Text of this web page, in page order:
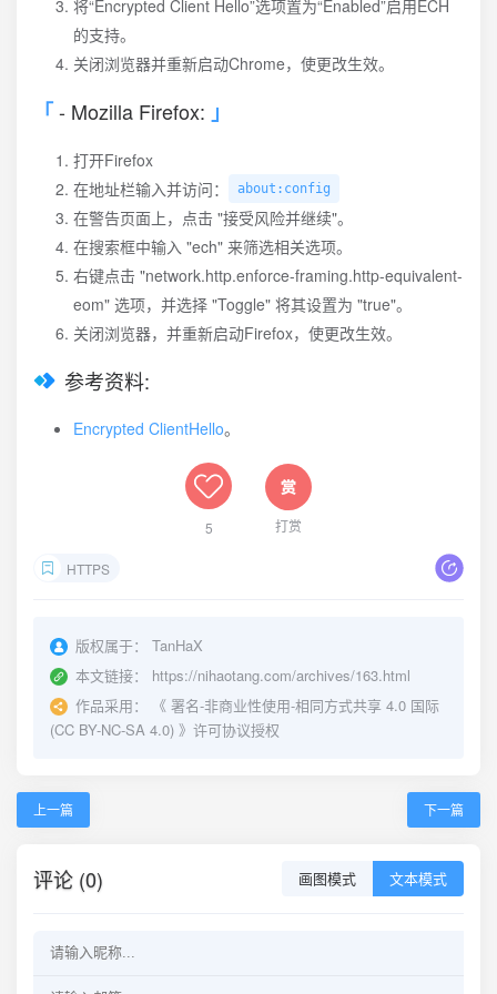
将“Encrypted Client Hello”选项置为“Enabled”启用ECH
的支持。
关闭浏览器并重新启动Chrome，使更改生效。
- Mozilla Firefox:
打开Firefox
在地址栏输入并访问：
about:config
在警告页面上，点击 "接受风险并继续"。
在搜索框中输入 "ech" 来筛选相关选项。
右键点击 "network.http.enforce-framing.http-equivalent-
eom" 选项，并选择 "Toggle" 将其设置为 "true"。
关闭浏览器，并重新启动Firefox，使更改生效。
参考资料:
Encrypted ClientHello。
5 打赏
HTTPS
版权属于：
TanHaX
本文链接：
https://nihaotang.com/archives/163.html
作品采用：
《 署名-非商业性使用-相同方式共享 4.0 国际
(CC BY-NC-SA 4.0) 》许可协议授权
上一篇 下一篇
评论 (0) 画图模式 文本模式